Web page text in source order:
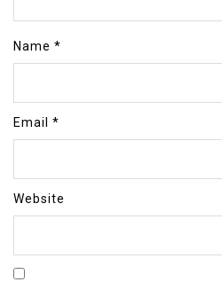
Name *
Email *
Website